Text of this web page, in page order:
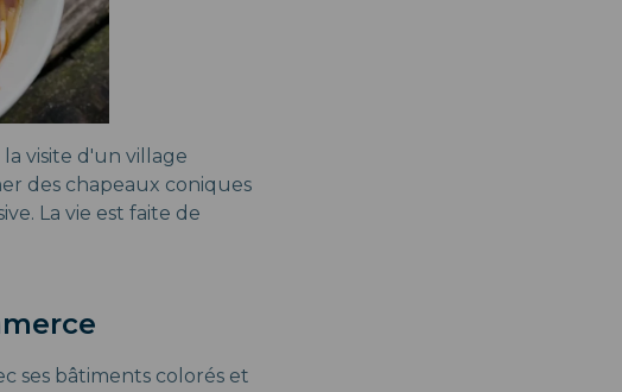
visite d'un village
des chapeaux coniques
La vie est faite de
ses bâtiments colorés et